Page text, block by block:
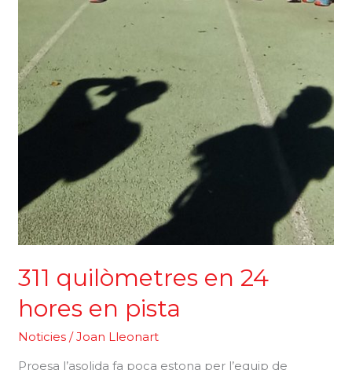
311 quilòmetres en 24
hores en pista
Noticies /Joan Lleonart
Proesa l’asolida fa poca estona per l’equip de